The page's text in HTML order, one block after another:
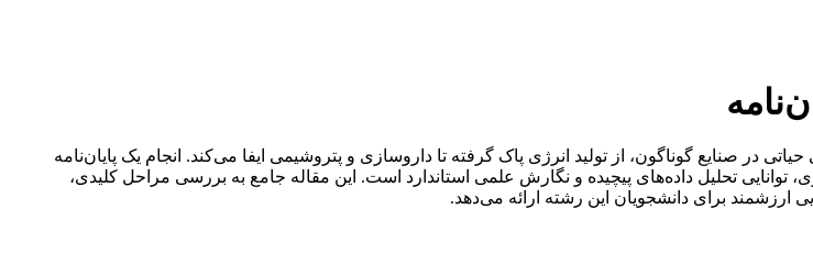
در صنایع گوناگون، از تولید انرژی پاک گرفته تا داروسازی و پتروشیمی ایفا می‌کند. انجام یک پایان‌نامه
تحلیل داده‌های پیچیده و نگارش علمی استاندارد است. این مقاله جامع به بررسی مراحل کلیدی،
ارزشمند برای دانشجویان این رشته ارائه می‌دهد.